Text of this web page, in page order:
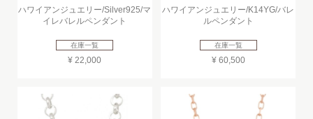
ハワイアンジュエリー/Silver925/マ
イレバレルペンダント
在庫一覧
¥ 22,000
ハワイアンジュエリー/K14YG/バレ
ルペンダント
在庫一覧
¥ 60,500